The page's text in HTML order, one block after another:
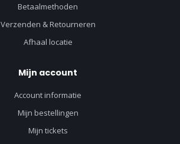
Betaalmethoden
Verzenden & Retourneren
Afhaal locatie
Mijn account
Account informatie
Mijn bestellingen
Mijn tickets